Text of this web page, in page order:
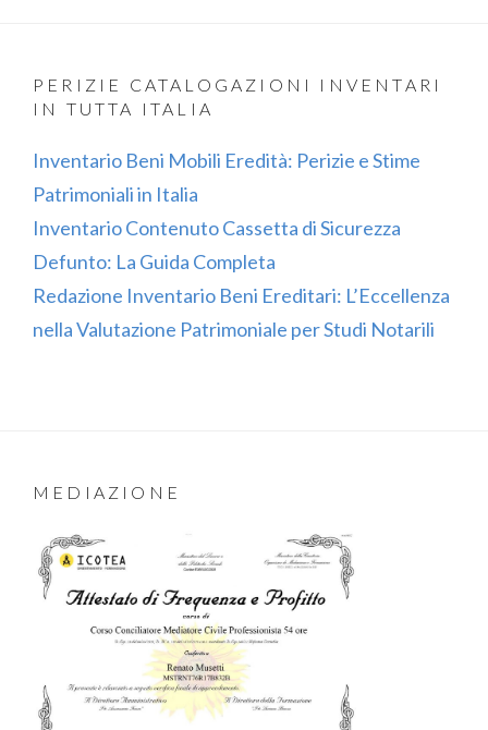
PERIZIE CATALOGAZIONI INVENTARI
IN TUTTA ITALIA
Inventario Beni Mobili Eredità: Perizie e Stime
Patrimoniali in Italia
Inventario Contenuto Cassetta di Sicurezza
Defunto: La Guida Completa
Redazione Inventario Beni Ereditari: L’Eccellenza
nella Valutazione Patrimoniale per Studi Notarili
MEDIAZIONE